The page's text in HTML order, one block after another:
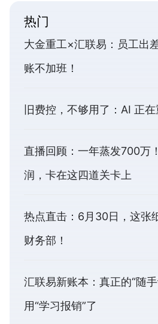
热门
大金重工×汇联易：员工出
账不加班！
旧费控，不够用了：AI 正
直播回顾：一年蒸发700万
润，卡在这四道关卡上
热点直击：6月30日，这张
财务部！
汇联易新账本：真正的“随
用“学习报销”了